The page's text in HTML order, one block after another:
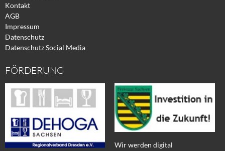
Kontakt
AGB
Impressum
Datenschutz
Datenschutz Social Media
FÖRDERUNG
Wir werden digital